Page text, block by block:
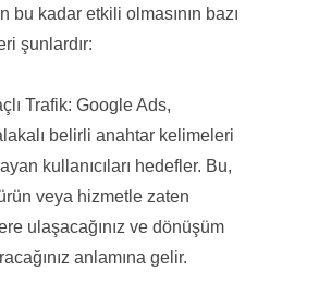
bu kadar etkili olmasının bazı
şunlardır:
Trafik: Google Ads,
belirli anahtar kelimeleri
kullanıcıları hedefler. Bu,
veya hizmetle zaten
ulaşacağınız ve dönüşüm
anlamına gelir.